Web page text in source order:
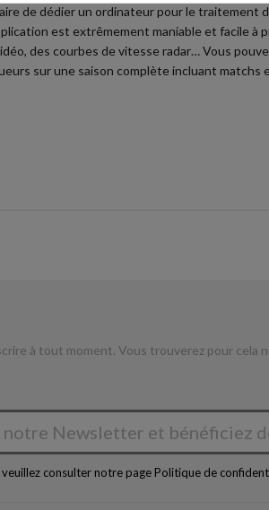
de dédier un ordinateur pour le traitement
est extrêmement maniable et facile
des courbes de vitesse radar… Vous
sur une saison complète incluant matchs
à tout moment. Vous trouverez pour cela
consulter notre page Politique de